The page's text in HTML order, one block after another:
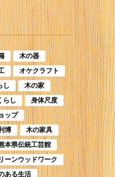
木の器
オケクラフト
し
木の家
らし
身体尺度
ップ
博
木の家具
本県伝統工芸館
ーンウッドワーク
ある生活